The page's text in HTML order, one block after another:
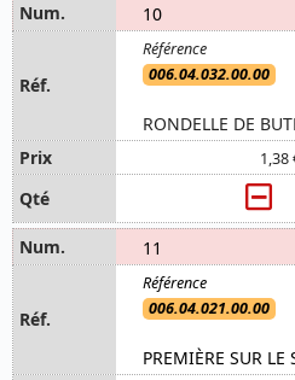
10
006.04.032.00.00
RONDELLE DE
1,38
11
006.04.021.00.00
PREMIÈRE SUR LE